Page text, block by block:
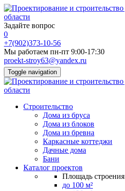
Задайте вопрос
0
+7(902)373-10-56
Мы работаем пн-пт 9:00-17:30
proekt-stroy63@yandex.ru
Toggle navigation
Строительство
Дома из бруса
Дома из блоков
Дома из бревна
Каркасные коттеджи
Дачные дома
Бани
Каталог проектов
Площадь строения
до 100 м²